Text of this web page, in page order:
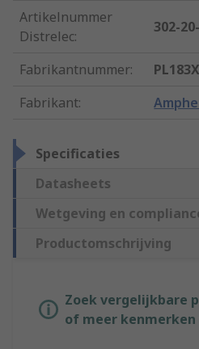
Artikelnummer
Distrelec:
302-
Fabrikantnummer:
Fabrikant:
Specificaties
Datasheets
Wetgeving en
Productomschrijving
Zoek vergelijkbare
of meer